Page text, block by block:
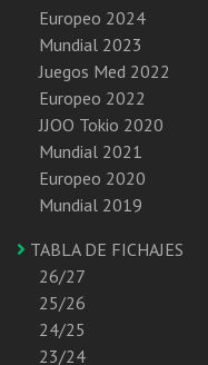
Europeo 2024
Mundial 2023
Juegos Med 2022
Europeo 2022
JJOO Tokio 2020
Mundial 2021
Europeo 2020
Mundial 2019
TABLA DE FICHAJES
26/27
25/26
24/25
23/24